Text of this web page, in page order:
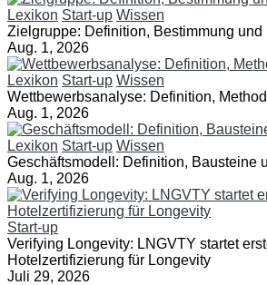
Lexikon Start-up Wissen
Zielgruppe: Definition, Bestimmung
Aug. 1, 2026
Lexikon Start-up Wissen
Wettbewerbsanalyse: Definition,
Aug. 1, 2026
Lexikon Start-up Wissen
Geschäftsmodell: Definition, Bausteine
Aug. 1, 2026
Start-up
Verifying Longevity: LNGVTY startet
Hotelzertifizierung für Longevity
Juli 29, 2026